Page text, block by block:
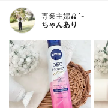
専業主婦🍒´-
ちゃんあり